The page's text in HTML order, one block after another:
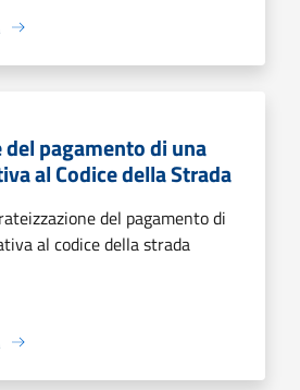
del pagamento di una
al Codice della Strada
del pagamento di
al codice della strada